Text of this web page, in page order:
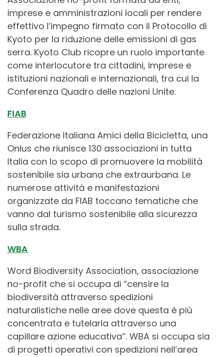
imprese e amministrazioni locali per rendere
effettivo l’impegno firmato con il Protocollo di
Kyoto per la riduzione delle emissioni di gas
serra. Kyoto Club ricopre un ruolo importante
come interlocutore tra cittadini, imprese e
istituzioni nazionali e internazionali, tra cui la
Conferenza Quadro delle nazioni Unite.
FIAB
Federazione Italiana Amici della Bicicletta, una
Onlus che riunisce 130 associazioni in tutta
Italia con lo scopo di promuovere la mobilità
sostenibile sia urbana che extraurbana. Le
numerose attività e manifestazioni
organizzate da FIAB toccano tematiche che
vanno dal turismo sostenibile alla sicurezza
sulla strada.
WBA
Word Biodiversity Association, associazione
no-profit che si occupa di “censire la
biodiversità attraverso spedizioni
naturalistiche nelle aree dove questa è più
concentrata e tutelarla attraverso una
capillare azione educativa”. WBA si occupa sia
di progetti operativi con spedizioni nell’area